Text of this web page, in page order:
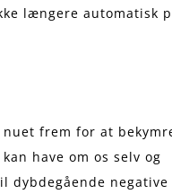
længere automatisk
frem for at
have om os selv og
dybdegående